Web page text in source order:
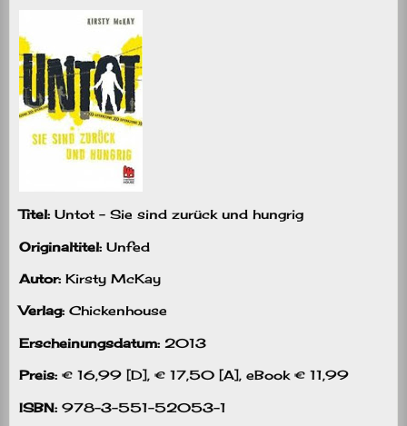
Titel: Untot – Sie sind zurück und hungrig
Originaltitel: Unfed
Autor: Kirsty McKay
Verlag: Chickenhouse
Erscheinungsdatum: 2013
Preis: € 16,99 [D], € 17,50 [A], eBook € 11,99
ISBN: 978-3-551-52053-1